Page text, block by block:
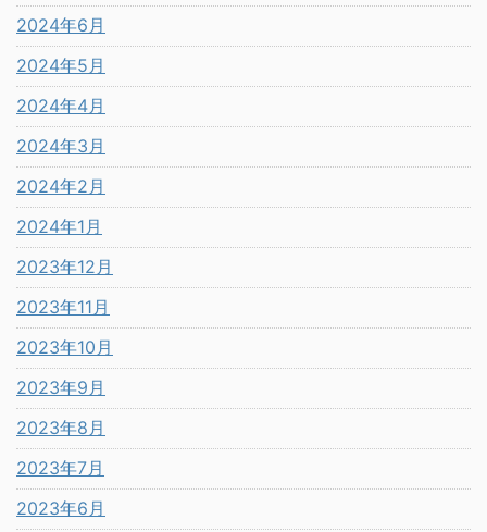
2024年6月
2024年5月
2024年4月
2024年3月
2024年2月
2024年1月
2023年12月
2023年11月
2023年10月
2023年9月
2023年8月
2023年7月
2023年6月